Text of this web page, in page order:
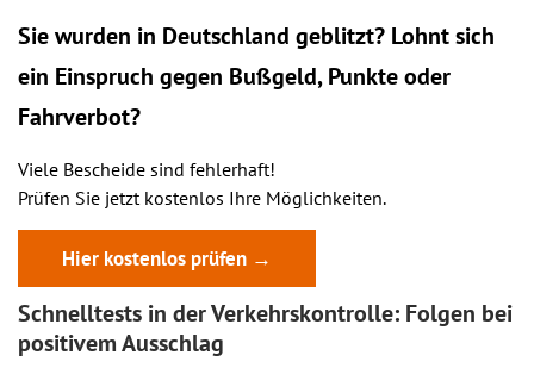
Sie wurden in Deutschland geblitzt? Lohnt sich
ein Einspruch gegen Bußgeld, Punkte oder
Fahrverbot?
Viele Bescheide sind fehlerhaft!
Prüfen Sie jetzt kostenlos Ihre Möglichkeiten.
Hier kostenlos prüfen →
Schnelltests in der Verkehrskontrolle: Folgen bei
positivem Ausschlag